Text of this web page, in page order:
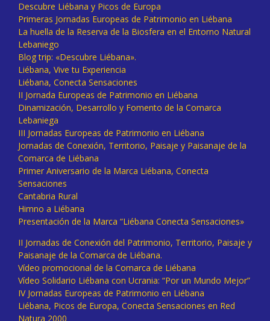
Descubre Liébana y Picos de Europa
Primeras Jornadas Europeas de Patrimonio en Liébana
La huella de la Reserva de la Biosfera en el Entorno Natural
Lebaniego
Blog trip: «Descubre Liébana».
Liébana, Vive tu Experiencia
Liébana, Conecta Sensaciones
II Jornada Europeas de Patrimonio en Liébana
Dinamización, Desarrollo y Fomento de la Comarca
Lebaniega
III Jornadas Europeas de Patrimonio en Liébana
Jornadas de Conexión, Territorio, Paisaje y Paisanaje de la
Comarca de Liébana
Primer Aniversario de la Marca Liébana, Conecta
Sensaciones
Cantabria Rural
Himno a Liébana
Presentación de la Marca “Liébana Conecta Sensaciones»
II Jornadas de Conexión del Patrimonio, Territorio, Paisaje y
Paisanaje de la Comarca de Liébana.
Vídeo promocional de la Comarca de Liébana
Vídeo Solidario Liébana con Ucrania: “Por un Mundo Mejor”
IV Jornadas Europeas de Patrimonio en Liébana
Liébana, Picos de Europa, Conecta Sensaciones en Red
Natura 2000